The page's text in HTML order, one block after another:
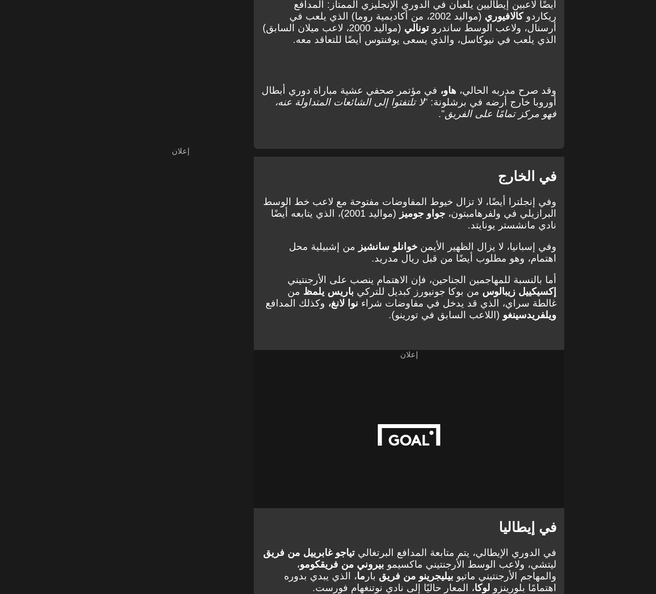
أيضًا لاعبين إيطاليين يلعبان في الدوري الإنجليزي الممتاز: المدافع
ريكاردو كالافيوري
(مواليد 2002، من أكاديمية روما) الذي يلعب في
أرسنال، ولاعب الوسط ساندرو تونالي
(مواليد 2000، لاعب ميلان السابق)
الذي يلعب في نيوكاسل، والذي يسعى يوفنتوس أيضًا للتعاقد معه.
وقد صرح مدربه الحالي، هاو، في مؤتمر صحفي عشية مباراة دوري أبطال
أوروبا خارج أرضه في برشلونة: "لا تلتفتوا إلى الشائعات المتداولة عنه،
فهو مركز تمامًا على الفريق".
في الخارج
وفي إنجلترا أيضًا، لا تزال خيوط المفاوضات مفتوحة مع لاعب خط الوسط
البرازيلي في ولفرهامبتون، جواو جوميز
(مواليد 2001)، الذي يتابعه أيضًا
نادي مانشستر يونايتد.
وفي إسبانيا، لا يزال الظهير الأيمن خوانلو سانشيز من إشبيلية محل
اهتمام، وهو مطلوب أيضًا من قبل ريال مدريد.
أما بالنسبة للمهاجمين الجناحين، فإن الاهتمام ينصب على الأرجنتيني
إكسيكييل زيبالوس من بوكا جونيورز كبديل للتركي باريس يلمظ من
غالطة سراي، الذي قد يدخل في مفاوضات شراء نوا لانغ، وكذلك المدافع
ويلفريدسينغو (اللاعب السابق في تورينو).
إعلان
في إيطاليا
في الدوري الإيطالي، يتم متابعة المدافع البرتغالي تياجو غابرييل من فريق
ليتشي، ولاعب الوسط الأرجنتيني ماكسيمو بيروني من فريقكومو،
والمهاجم الأرجنتيني ماتيو بيليجرينو من فريق بار ما، الذي يبدي بدوره
اهتمامًا بلورينزو لوكا، المعار حاليًا إلى نادي نوتنغهام فورست.